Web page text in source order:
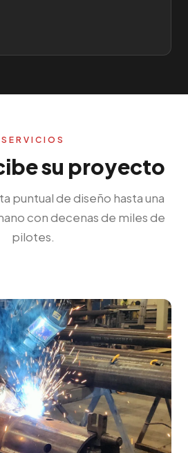
SERVICIOS
su proyecto
puntual de diseño hasta una
con decenas de miles de
pilotes.